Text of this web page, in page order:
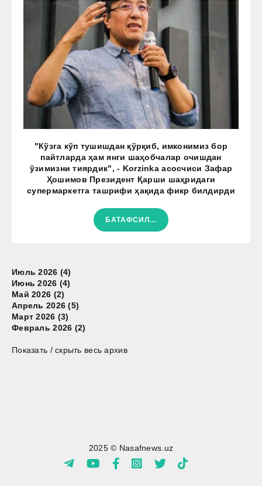
"Кўзга кўп тушишдан қўрқиб, имконимиз бор
пайтларда ҳам янги шаҳобчалар очишдан
ўзимизни тиярдик", - Korzinka асосчиси Зафар
Ҳошимов Президент Қарши шаҳридаги
супермаркетга ташрифи ҳақида фикр билдирди
БАТАФСИЛ...
Июль 2026 (4)
Июнь 2026 (4)
Май 2026 (2)
Апрель 2026 (5)
Март 2026 (3)
Февраль 2026 (2)
Показать / скрыть весь архив
2025 © Nasafnews.uz